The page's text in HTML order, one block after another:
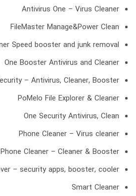
Antivirus One – Virus Cleaner
FileMaster Manage&Power Clean
Speed booster and junk removal
One Booster Antivirus and Cleaner
– Antivirus, Cleaner, Booster
PoMelo File Explorer & Cleaner
One Security Antivirus, Clean
Phone Cleaner – Virus cleaner
Cleaner – Cleaner & Booster
– security apps, booster, cooler
Smart Cleaner